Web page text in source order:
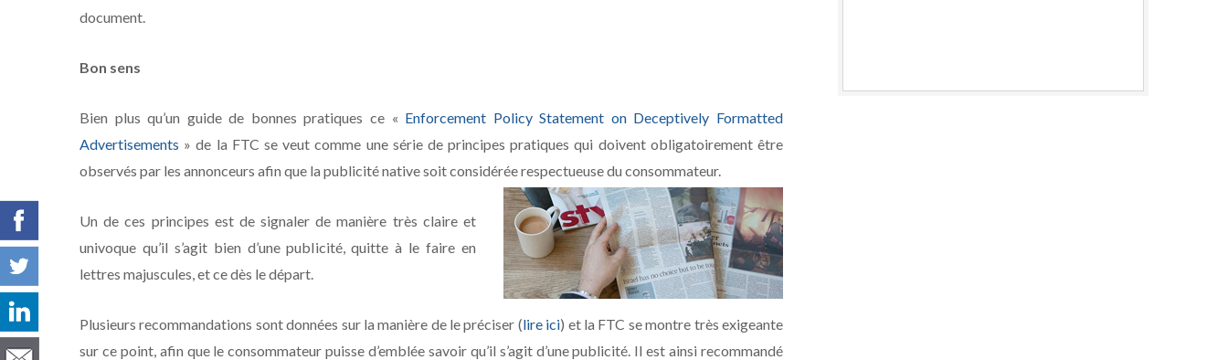
document.
Bon sens
Bien plus qu’un guide de bonnes pratiques ce « Enforcement Policy Statement on Deceptively Formatted
Advertisements » de la FTC se veut comme une série de principes pratiques qui doivent obligatoirement être
observés par les annonceurs afin que la publicité native soit considérée respectueuse du consommateur.
Un de ces principes est de signaler de manière très claire et
univoque qu’il s’agit bien d’une publicité, quitte à le faire en
lettres majuscules, et ce dès le départ.
Plusieurs recommandations sont données sur la manière de le préciser (lire ici) et la FTC se montre très exigeante
sur ce point, afin que le consommateur puisse d’emblée savoir qu’il s’agit d’une publicité. Il est ainsi recommandé